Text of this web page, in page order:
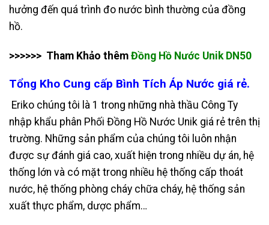
hưởng đến quá trình đo nước bình thường của đồng
hồ.
>>>>>> Tham Khảo thêm Đồng Hồ Nước Unik DN50
Tổng Kho Cung cấp Bình Tích Áp Nước giá rẻ.
Eriko chúng tôi là 1 trong những nhà thầu Công Ty
nhập khẩu phân Phối Đồng Hồ Nước Unik giá rẻ trên thị
trường. Những sản phẩm của chúng tôi luôn nhận
được sự đánh giá cao, xuất hiện trong nhiều dự án, hệ
thống lớn và có mặt trong nhiều hệ thống cấp thoát
nước, hệ thống phòng cháy chữa cháy, hệ thống sản
xuất thực phẩm, dược phẩm…